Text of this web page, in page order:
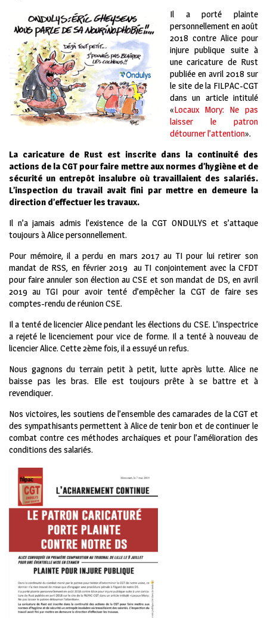
Il a porté plainte
personnellement en août
2018 contre Alice pour
injure publique suite à
une caricature de Rust
publiée en avril 2018 sur
le site de la FILPAC-CGT
dans un article intitulé
«Locaux Mory: Ne pas
laisser le patron
détourner l’attention».
La caricature de Rust est inscrite dans la continuité des
actions de la CGT pour faire mettre aux normes d’hygiène et de
sécurité un entrepôt insalubre où travaillaient des salariés.
L’inspection du travail avait fini par mettre en demeure la
direction d’effectuer les travaux.
Il n’a jamais admis l’existence de la CGT ONDULYS et s’attaque
toujours à Alice personnellement.
Pour mémoire, il a perdu en mars 2017 au TI pour lui retirer son
mandat de RSS, en février 2019 au TI conjointement avec la CFDT
pour faire annuler son élection au CSE et son mandat de DS, en avril
2019 au TGI pour avoir tenté d’empêcher la CGT de faire ses
comptes-rendu de réunion CSE.
Il a tenté de licencier Alice pendant les élections du CSE. L’inspectrice
a rejeté le licenciement pour vice de forme. Il a tenté à nouveau de
licencier Alice. Cette 2ème fois, il a essuyé un refus.
Nous gagnons du terrain petit à petit, lutte après lutte. Alice ne
baisse pas les bras. Elle est toujours prête à se battre et à
revendiquer.
Nos victoires, les soutiens de l’ensemble des camarades de la CGT et
des sympathisants permettent à Alice de tenir bon et de continuer le
combat contre ces méthodes archaïques et pour l’amélioration des
conditions des salariés.